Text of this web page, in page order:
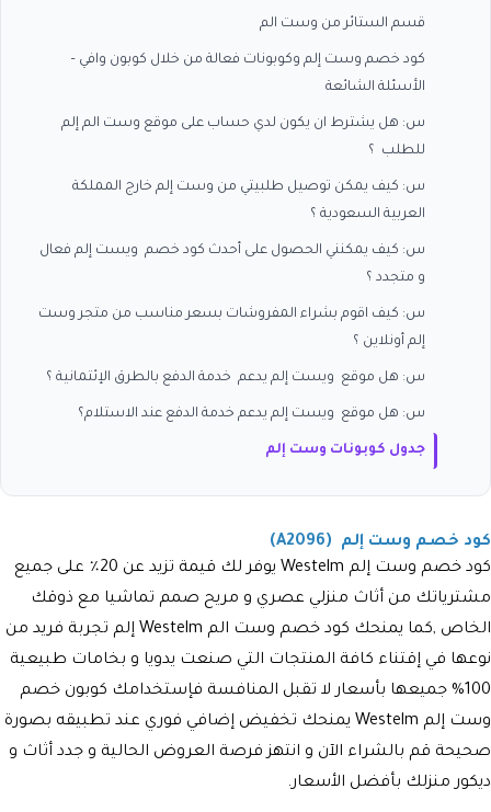
قسم الستائر من وست الم
كود خصم وست إلم وكوبونات فعالة من خلال كوبون وافي –
الأسئلة الشائعة
س: هل يشترط ان يكون لدي حساب على موقع وست الم إلم
للطلب ؟
س: كيف يمكن توصيل طلبيتي من وست إلم خارج المملكة
العربية السعودية ؟
س: كيف يمكنني الحصول على أحدث كود خصم ويست إلم فعال
و متجدد ؟
س: كيف اقوم بشراء المفروشات بسعر مناسب من متجر وست
إلم أونلاين ؟
س: هل موقع ويست إلم يدعم خدمة الدفع بالطرق الإئتمانية ؟
س: هل موقع ويست إلم يدعم خدمة الدفع عند الاستلام؟
جدول كوبونات وست إلم
كود خصم وست إلم (A2096)
كود خصم وست إلم Westelm يوفر لك قيمة تزيد عن 20٪ على جميع
مشترياتك من أثاث منزلي عصري و مريح صمم تماشيا مع ذوقك
الخاص ,كما يمنحك كود خصم وست الم Westelm إلم تجربة فريد من
نوعها في إقتناء كافة المنتجات التي صنعت يدويا و بخامات طبيعية
100% جميعها بأسعار لا تقبل المنافسة فإستخدامك كوبون خصم
وست إلم Westelm يمنحك تخفيض إضافي فوري عند تطبيقه بصورة
صحيحة قم بالشراء الآن و انتهز فرصة العروض الحالية و جدد أثاث و
ديكور منزلك بأفضل الأسعار.